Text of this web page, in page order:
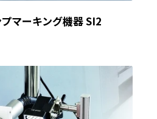
マーキング機器 SI2